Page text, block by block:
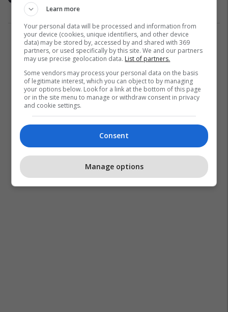
Kosovë
3
Learn more
Your personal data will be processed and information from
your device (cookies, unique identifiers, and other device
data) may be stored by, accessed by and shared with 369
partners, or used specifically by this site. We and our partners
may use precise geolocation data. List of partners.
Some vendors may process your personal data on the basis
of legitimate interest, which you can object to by managing
your options below. Look for a link at the bottom of this page
or in the site menu to manage or withdraw consent in privacy
and cookie settings.
Consent
Manage options